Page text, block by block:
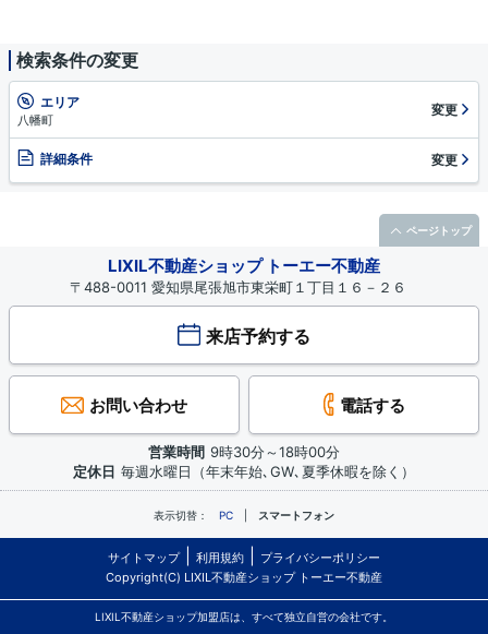
検索条件の変更
エリア
八幡町
変更
詳細条件 変更
LIXIL不動産ショップ トーエー不動産
〒488-0011 愛知県尾張旭市東栄町１丁目１６－２６
来店予約する
お問い合わせ 電話する
営業時間 9時30分～18時00分
定休日 毎週水曜日（年末年始､GW､夏季休暇を除く）
表示切替： PC スマートフォン
サイトマップ 利用規約
プライバシーポリシー
Copyright(C) LIXIL不動産ショップ トーエー不動産
LIXIL不動産ショップ加盟店は、すべて独立自営の会社です。
ページトップ